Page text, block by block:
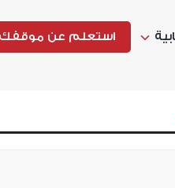
استعلم عن موقفك